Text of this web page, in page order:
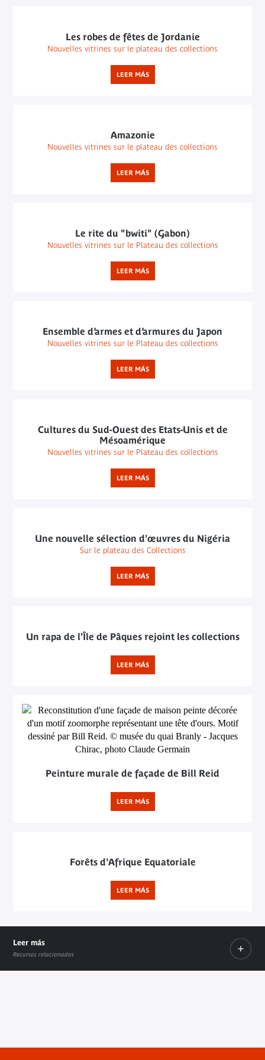
Les robes de fêtes de Jordanie
Nouvelles vitrines sur le plateau des collections
LEER MÁS
Amazonie
Nouvelles vitrines sur le plateau des collections
LEER MÁS
Le rite du "bwiti" (Gabon)
Nouvelles vitrines sur le Plateau des collections
LEER MÁS
Ensemble d’armes et d’armures du Japon
Nouvelles vitrines sur le Plateau des collections
LEER MÁS
Cultures du Sud-Ouest des Etats-Unis et de
Mésoamérique
Nouvelles vitrines sur le Plateau des collections
LEER MÁS
Une nouvelle sélection d'œuvres du Nigéria
Sur le plateau des Collections
LEER MÁS
Un rapa de l'Île de Pâques rejoint les collections
LEER MÁS
Peinture murale de façade de Bill Reid
LEER MÁS
Forêts d'Afrique Equatoriale
LEER MÁS
Leer más
Recursos relacionados